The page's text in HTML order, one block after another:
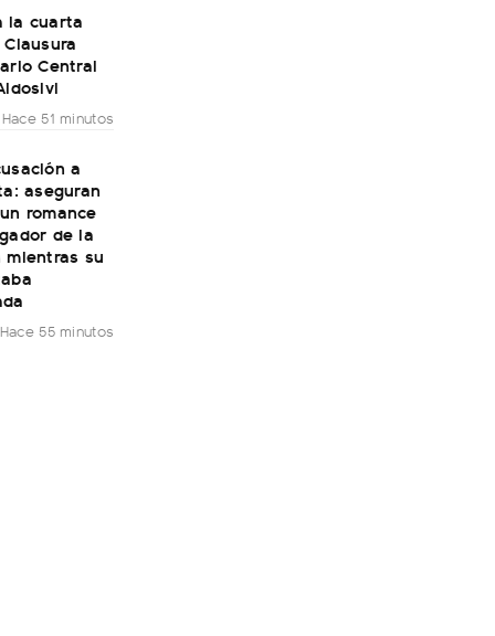
la cuarta
Central
Hace 51 minutos
a
aseguran
romance
de la
mientras su
Hace 55 minutos